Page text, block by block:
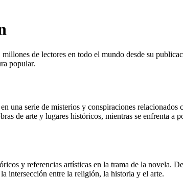
de lectores en todo el mundo desde su
popular.
serie de misterios y conspiraciones
de arte y lugares históricos, mientras se enfrenta a
y referencias artísticas en la trama de la novela.
intersección entre la religión, la historia y el arte.